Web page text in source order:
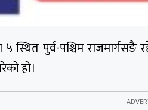
५ स्थित पुर्व-पश्चिम
हो।